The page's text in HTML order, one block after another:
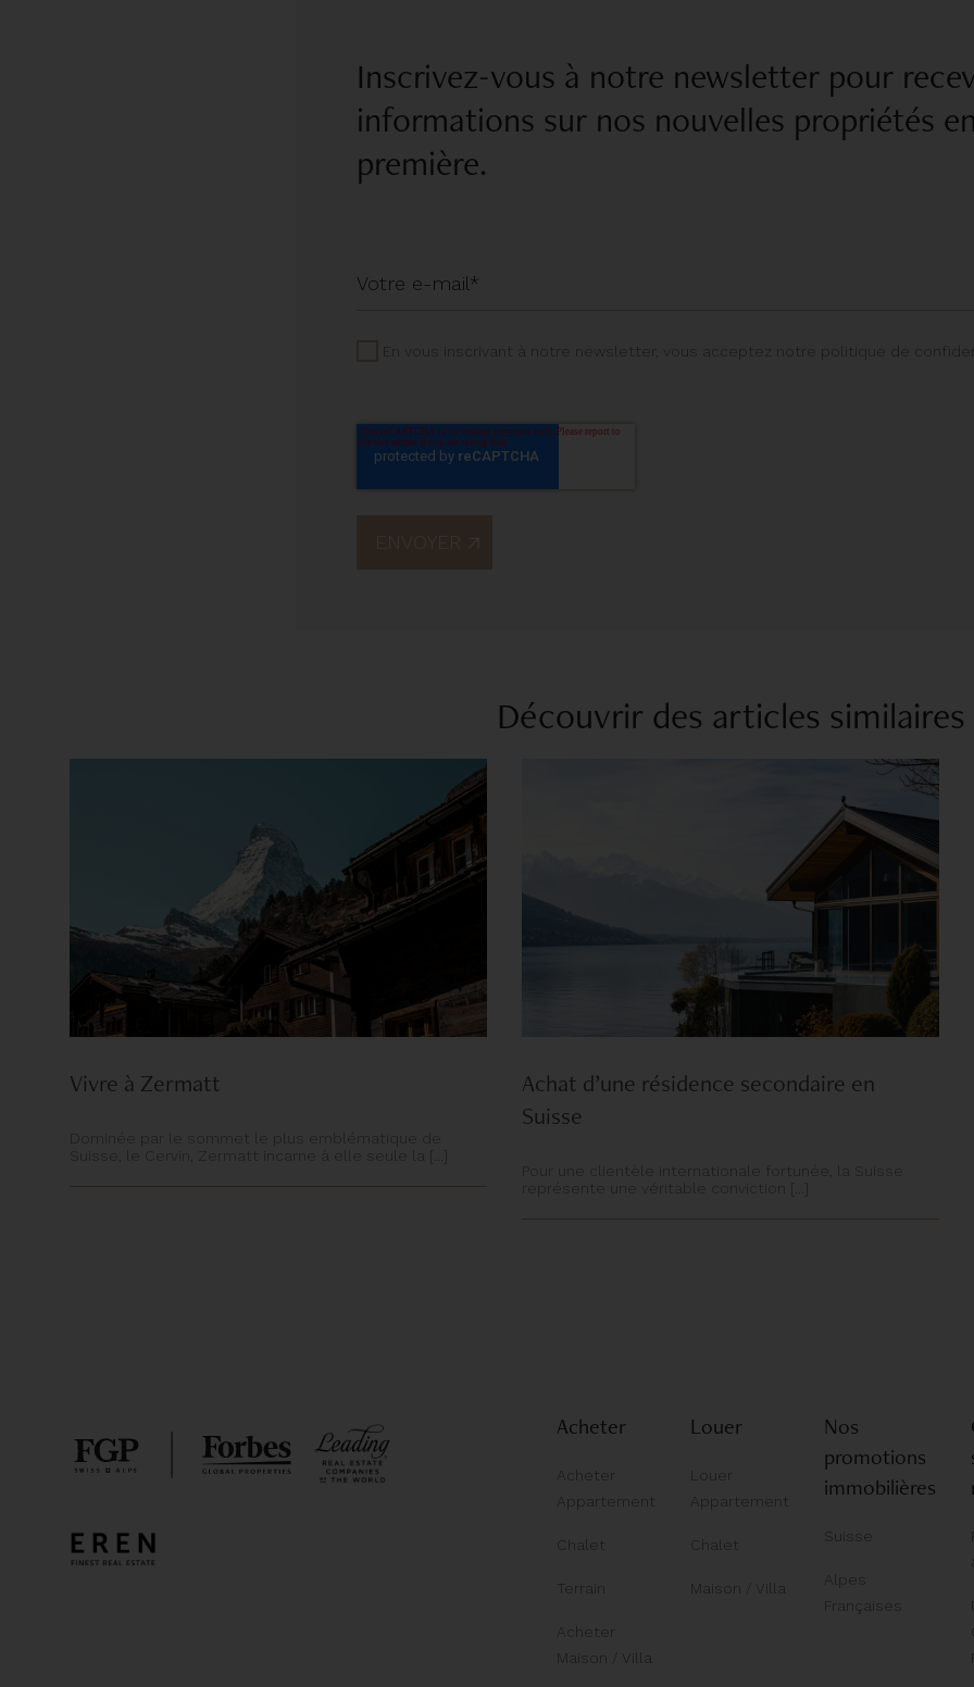
Inscrivez-vous à notre newsletter pour
informations sur nos nouvelles propriétés
première.
En vous inscrivant à notre newsletter, vous acceptez notre politique de
Découvrir des articles similaires
Vivre à Zermatt
Dominée par le sommet le plus emblématique de
Suisse, le Cervin, Zermatt incarne à elle seule la [...]
Achat d’une résidence secondaire en
Suisse
Pour une clientèle internationale fortunée, la Suisse
représente une véritable conviction [...]
Acheter
Acheter
Appartement
Chalet
Terrain
Acheter
Maison / Villa
Louer
Louer
Appartement
Chalet
Maison / Villa
Nos
promotions
immobilières
Suisse
Alpes
Françaises